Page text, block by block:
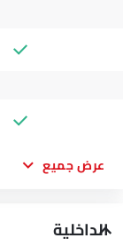
عرض جميع
الداخلية